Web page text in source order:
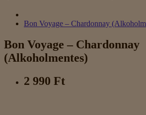
Bon Voyage – Chardonnay
Bon Voyage – Chardonnay
(Alkoholmentes)
2 990 Ft